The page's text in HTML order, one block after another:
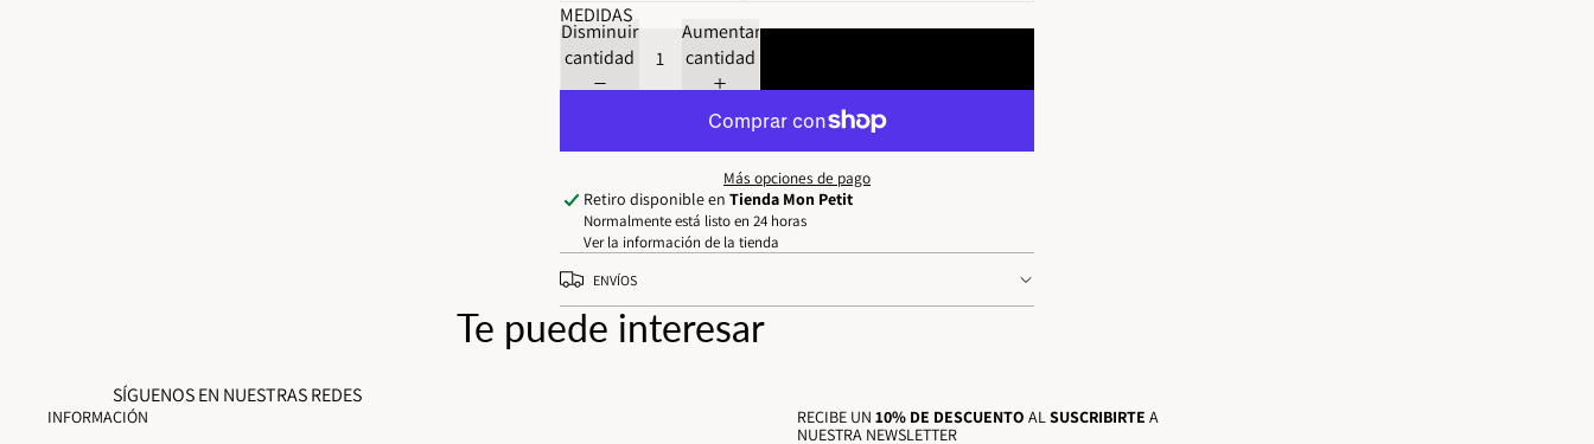
MEDIDAS
Disminuir
cantidad
Aumentar
cantidad
Más opciones de pago
Retiro disponible en Tienda Mon Petit
Normalmente está listo en 24 horas
Ver la información de la tienda
ENVÍOS
Te puede interesar
SÍGUENOS EN NUESTRAS REDES
INFORMACIÓN RECIBE UN 10% DE DESCUENTO ALSUSCRIBIRTE A
NUESTRA NEWSLETTER